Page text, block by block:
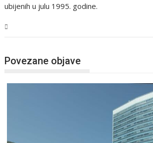
ubijenih u julu 1995. godine.
Povezane objave